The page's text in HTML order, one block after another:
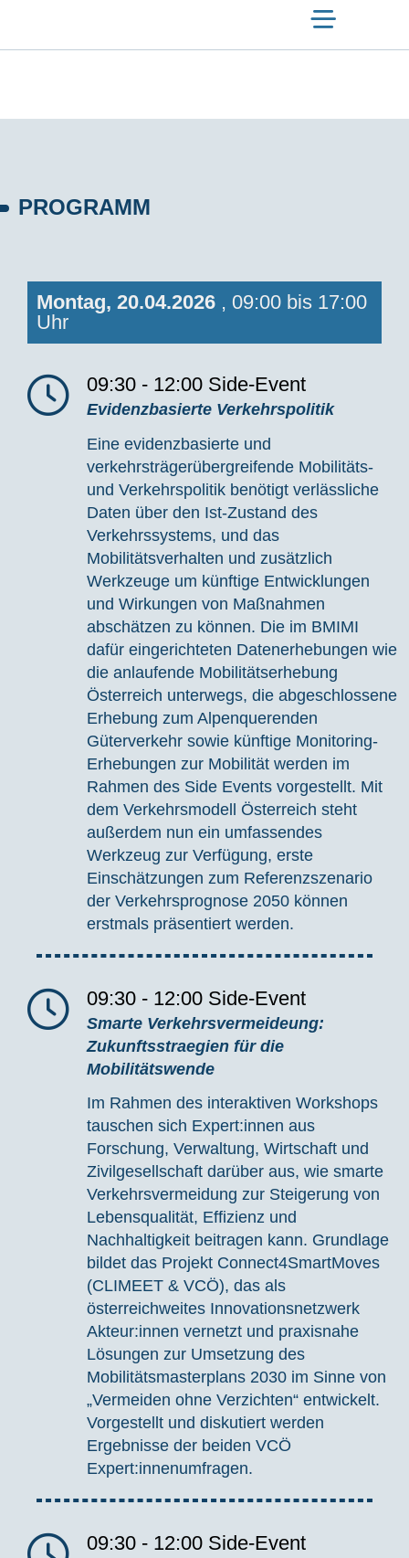
PROGRAMM
Montag, 20.04.2026 , 09:00 bis 17:00
Uhr
09:30 - 12:00 Side-Event
Evidenzbasierte Verkehrspolitik
Eine evidenzbasierte und
verkehrsträgerübergreifende Mobilitäts-
und Verkehrspolitik benötigt verlässliche
Daten über den Ist-Zustand des
Verkehrssystems, und das
Mobilitätsverhalten und zusätzlich
Werkzeuge um künftige Entwicklungen
und Wirkungen von Maßnahmen
abschätzen zu können. Die im BMIMI
dafür eingerichteten Datenerhebungen wie
die anlaufende Mobilitätserhebung
Österreich unterwegs, die abgeschlossene
Erhebung zum Alpenquerenden
Güterverkehr sowie künftige Monitoring-
Erhebungen zur Mobilität werden im
Rahmen des Side Events vorgestellt. Mit
dem Verkehrsmodell Österreich steht
außerdem nun ein umfassendes
Werkzeug zur Verfügung, erste
Einschätzungen zum Referenzszenario
der Verkehrsprognose 2050 können
erstmals präsentiert werden.
09:30 - 12:00 Side-Event
Smarte Verkehrsvermeideung:
Zukunftsstraegien für die
Mobilitätswende
Im Rahmen des interaktiven Workshops
tauschen sich Expert:innen aus
Forschung, Verwaltung, Wirtschaft und
Zivilgesellschaft darüber aus, wie smarte
Verkehrsvermeidung zur Steigerung von
Lebensqualität, Effizienz und
Nachhaltigkeit beitragen kann. Grundlage
bildet das Projekt Connect4SmartMoves
(CLIMEET & VCÖ), das als
österreichweites Innovationsnetzwerk
Akteur:innen vernetzt und praxisnahe
Lösungen zur Umsetzung des
Mobilitätsmasterplans 2030 im Sinne von
„Vermeiden ohne Verzichten“ entwickelt.
Vorgestellt und diskutiert werden
Ergebnisse der beiden VCÖ
Expert:innenumfragen.
09:30 - 12:00 Side-Event